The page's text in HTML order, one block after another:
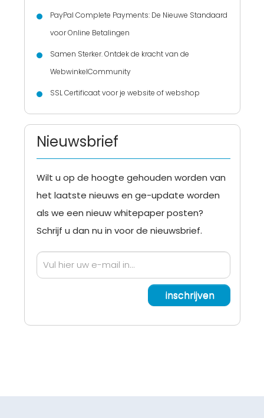
PayPal Complete Payments: De Nieuwe Standaard
voor Online Betalingen
Samen Sterker. Ontdek de kracht van de
WebwinkelCommunity
SSL Certificaat voor je website of webshop
Nieuwsbrief
Wilt u op de hoogte gehouden worden van
het laatste nieuws en ge-update worden
als we een nieuw whitepaper posten?
Schrijf u dan nu in voor de nieuwsbrief.
inschrijven